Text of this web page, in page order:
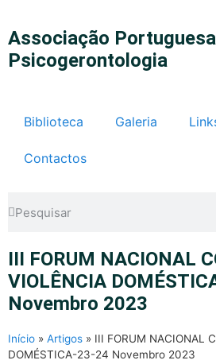
Associação
Psicogerontologia
Biblioteca Galeria
Contactos
III FORUM NACIONAL
VIOLÊNCIA
Novembro 2023
Início » Artigos » III FORUM NACIONAL
DOMÉSTICA-23-24 Novembro 2023